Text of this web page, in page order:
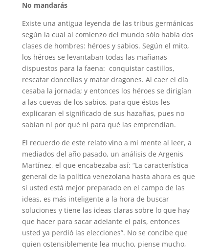
No mandarás
Existe una antigua leyenda de las tribus germánicas
según la cual al comienzo del mundo sólo había dos
clases de hombres: héroes y sabios. Según el mito,
los héroes se levantaban todas las mañanas
dispuestos para la faena: conquistar castillos,
rescatar doncellas y matar dragones. Al caer el día
cesaba la jornada; y entonces los héroes se dirigían
a las cuevas de los sabios, para que éstos les
explicaran el significado de sus hazañas, pues no
sabían ni por qué ni para qué las emprendían.
El recuerdo de este relato vino a mi mente al leer, a
mediados del año pasado, un análisis de Argenis
Martínez, el que encabezaba así: “La característica
general de la política venezolana hasta ahora es que
si usted está mejor preparado en el campo de las
ideas, es más inteligente a la hora de buscar
soluciones y tiene las ideas claras sobre lo que hay
que hacer para sacar adelante el país, entonces
usted ya perdió las elecciones”. No se concibe que
quien ostensiblemente lea mucho, piense mucho,